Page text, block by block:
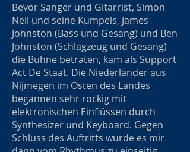
Bevor Sänger und Gitarrist, Simon
Neil und seine Kumpels, James
Johnston (Bass und Gesang) und Ben
Johnston (Schlagzeug und Gesang)
die Bühne betraten, kam als Support
Act De Staat. Die Niederländer aus
Nijmegen im Osten des Landes
begannen sehr rockig mit
elektronischen Einflüssen durch
Synthesizer und Keyboard. Gegen
Schluss des Auftritts wurde es mir